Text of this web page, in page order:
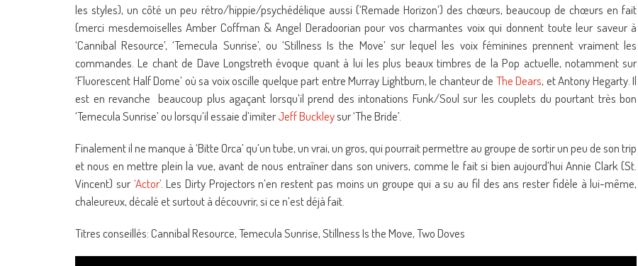
les styles), un côté un peu rétro/hippie/psychédélique aussi (‘Remade Horizon’) des chœurs, beaucoup de chœurs en fait
(merci mesdemoiselles Amber Coffman & Angel Deradoorian pour vos charmantes voix qui donnent toute leur saveur à
‘Cannibal Resource’, ‘Temecula Sunrise’, ou ‘Stillness Is the Move’ sur lequel les voix féminines prennent vraiment les
commandes. Le chant de Dave Longstreth évoque quant à lui les plus beaux timbres de la Pop actuelle, notamment sur
‘Fluorescent Half Dome’ où sa voix oscille quelque part entre Murray Lightburn, le chanteur de The Dears, et Antony Hegarty. Il
est en revanche beaucoup plus agaçant lorsqu’il prend des intonations Funk/Soul sur les couplets du pourtant très bon
‘Temecula Sunrise’ ou lorsqu’il essaie d’imiterJeff Buckleysur ‘The Bride’.
Finalement il ne manque à ‘Bitte Orca’ qu’un tube, un vrai, un gros, qui pourrait permettre au groupe de sortir un peu de son trip
et nous en mettre plein la vue, avant de nous entraîner dans son univers, comme le fait si bien aujourd’hui Annie Clark (St.
Vincent) sur‘Actor’. Les Dirty Projectors n’en restent pas moins un groupe qui a su au fil des ans rester fidèle à lui-même,
chaleureux, décalé et surtout à découvrir, si ce n’est déjà fait.
Titres conseillés: Cannibal Resource, Temecula Sunrise, Stillness Is the Move, Two Doves